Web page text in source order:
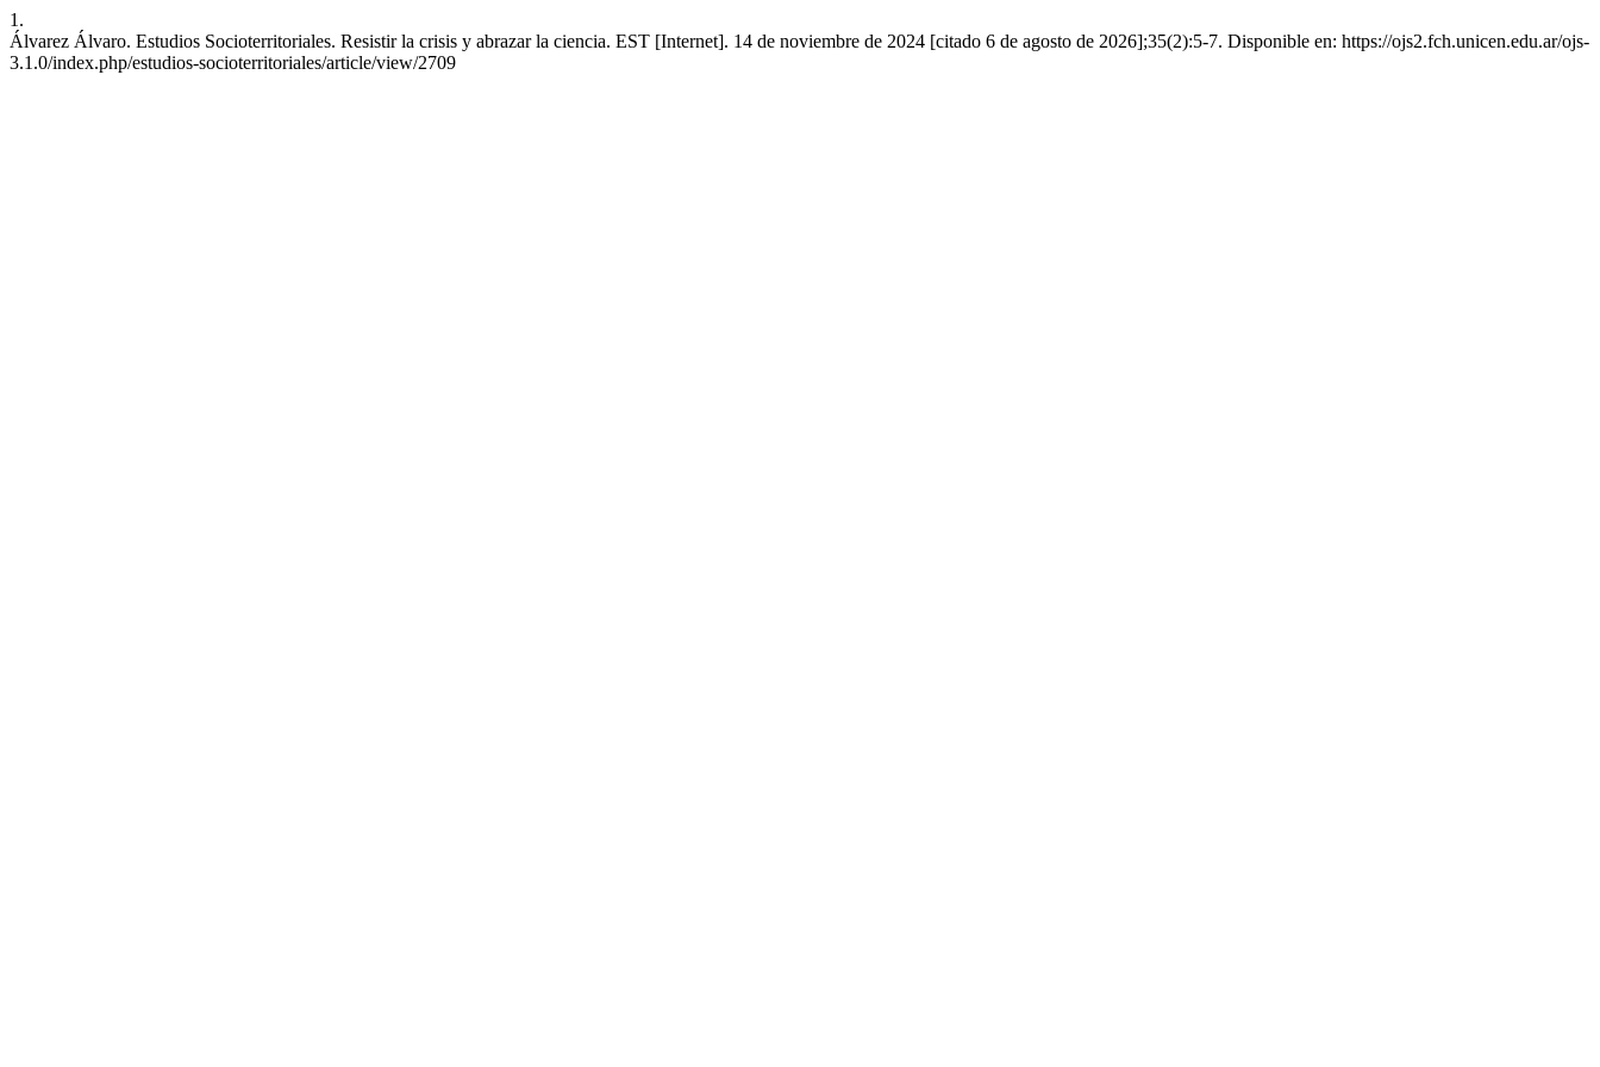
1.
Álvarez Álvaro. Estudios Socioterritoriales. Resistir la crisis y abrazar la ciencia. EST [Internet]. 14 de noviembre de 2024 [citado 6 de agosto de 2026];35(2):5-7. Disponible en: https://ojs2.fch.unicen.edu.ar/ojs-
3.1.0/index.php/estudios-socioterritoriales/article/view/2709